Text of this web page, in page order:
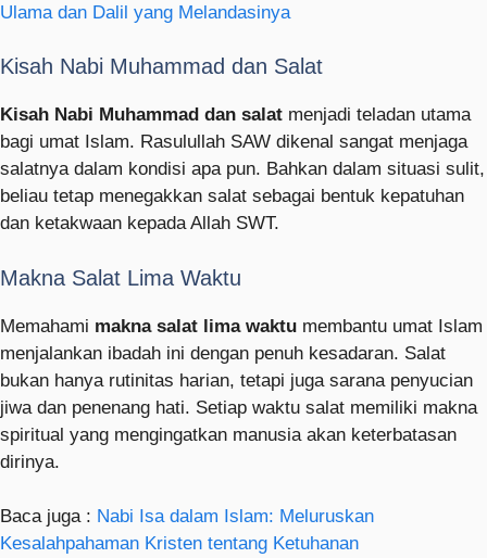
Ulama dan Dalil yang Melandasinya
Kisah Nabi Muhammad dan Salat
Kisah Nabi Muhammad dan salat menjadi teladan utama
bagi umat Islam. Rasulullah SAW dikenal sangat menjaga
salatnya dalam kondisi apa pun. Bahkan dalam situasi sulit,
beliau tetap menegakkan salat sebagai bentuk kepatuhan
dan ketakwaan kepada Allah SWT.
Makna Salat Lima Waktu
Memahami makna salat lima waktu membantu umat Islam
menjalankan ibadah ini dengan penuh kesadaran. Salat
bukan hanya rutinitas harian, tetapi juga sarana penyucian
jiwa dan penenang hati. Setiap waktu salat memiliki makna
spiritual yang mengingatkan manusia akan keterbatasan
dirinya.
Baca juga : Nabi Isa dalam Islam: Meluruskan
Kesalahpahaman Kristen tentang Ketuhanan